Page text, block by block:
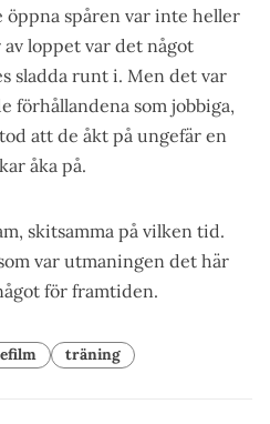
öppna spåren var inte heller
loppet var det något
sladda runt i. Men det var
förhållandena som jobbiga,
att de åkt på ungefär en
åka på.
skitsamma på vilken tid.
var utmaningen det här
för framtiden.
träning